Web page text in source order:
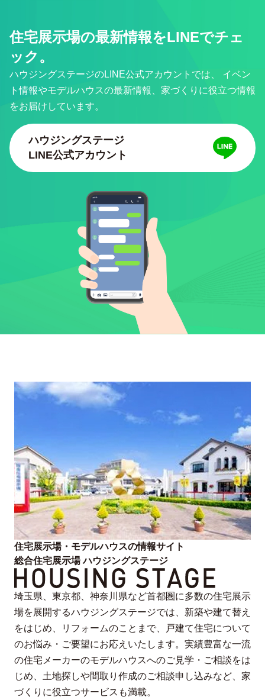
住宅展示場の最新情報をLINEでチェ
ック。
ハウジングステージのLINE公式アカウントでは、
イベン
ト情報やモデルハウスの最新情報、家づくりに役立つ情報
をお届けしています。
ハウジングステージ
LINE公式アカウント
住宅展示場・モデルハウスの情報サイト
総合住宅展示場 ハウジングステージ
埼玉県、東京都、神奈川県など首都圏に多数の住宅展示
場を展開するハウジングステージでは、新築や建て替え
をはじめ、リフォームのことまで、戸建て住宅について
のお悩み・ご要望にお応えいたします。実績豊富な一流
の住宅メーカーのモデルハウスへのご見学・ご相談をは
じめ、土地探しや間取り作成のご相談申し込みなど、家
づくりに役立つサービスも満載。